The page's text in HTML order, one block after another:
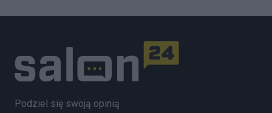
Podziel się swoją opinią